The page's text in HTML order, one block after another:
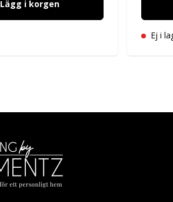
Lägg i korgen
Ej i